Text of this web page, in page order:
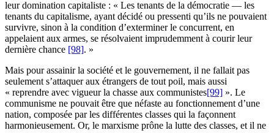
leur domination capitaliste : « Les tenants de la démocratie — les
tenants du capitalisme, ayant décidé ou pressenti qu’ils ne pouvaient
survivre, sinon à la condition d’exterminer le concurrent, en
appelaient aux armes, se résolvaient imprudemment à courir leur
dernière chance [98]. »
Mais pour assainir la société et le gouvernement, il ne fallait pas
seulement s’attaquer aux étrangers de tout poil, mais aussi
« reprendre avec vigueur la chasse aux communistes[99] ». Le
communisme ne pouvait être que néfaste au fonctionnement d’une
nation, composée par les différentes classes qui la façonnent
harmonieusement. Or, le marxisme prône la lutte des classes, et il ne